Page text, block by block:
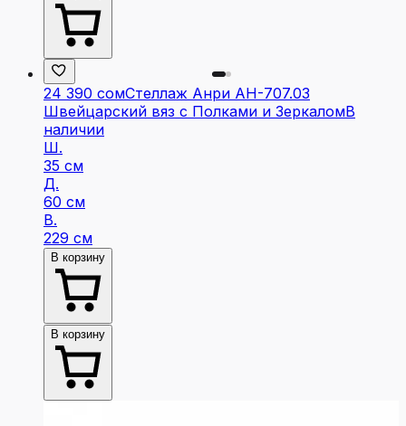
24 390 сомСтеллаж Анри АН-707.03
Швейцарский вяз с Полками и ЗеркаломВ
наличии
Ш.
35 см
Д.
60 см
В.
229 см
В корзину
В корзину